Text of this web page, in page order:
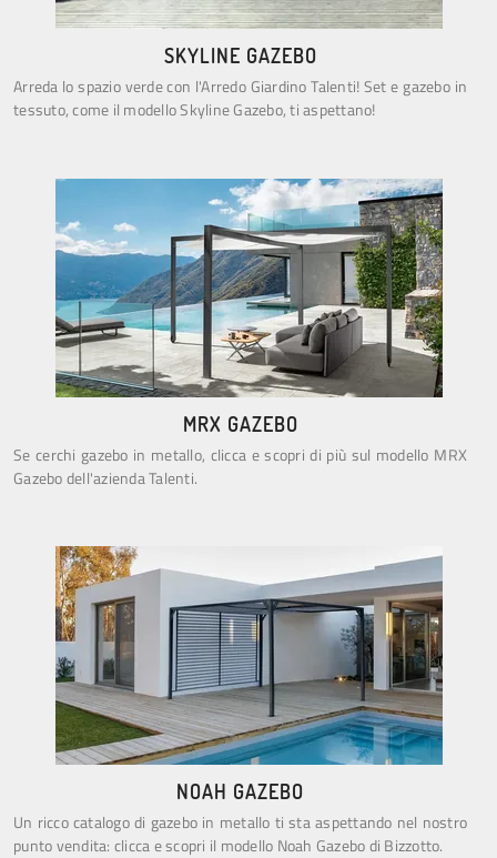
SKYLINE GAZEBO
Arreda lo spazio verde con l'Arredo Giardino Talenti! Set e gazebo in
tessuto, come il modello Skyline Gazebo, ti aspettano!
MRX GAZEBO
Se cerchi gazebo in metallo, clicca e scopri di più sul modello MRX
Gazebo dell'azienda Talenti.
NOAH GAZEBO
Un ricco catalogo di gazebo in metallo ti sta aspettando nel nostro
punto vendita: clicca e scopri il modello Noah Gazebo di Bizzotto.